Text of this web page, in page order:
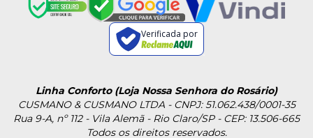
Verificada por
Linha Conforto (Loja Nossa Senhora do Rosário)
CUSMANO & CUSMANO LTDA - CNPJ: 51.062.438/0001-35
Rua 9-A, nº 112 - Vila Alemã - Rio Claro/SP - CEP: 13.506-665
Todos os direitos reservados.